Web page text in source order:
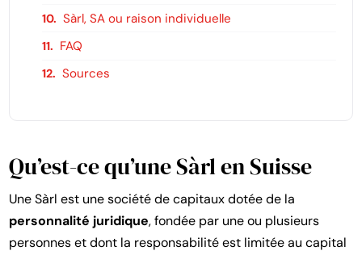
Sàrl, SA ou raison individuelle
FAQ
Sources
Qu’est-ce qu’une Sàrl en Suisse
Une Sàrl est une société de capitaux dotée de la
personnalité juridique, fondée par une ou plusieurs
personnes et dont la responsabilité est limitée au capital